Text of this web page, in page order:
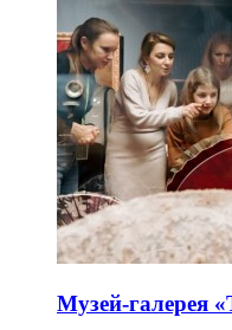
Музей-галерея